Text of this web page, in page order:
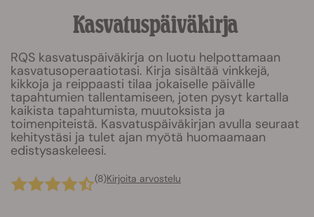
Kasvatuspäiväkirja
RQS kasvatuspäiväkirja on luotu helpottamaan
kasvatusoperaatiotasi. Kirja sisältää vinkkejä,
kikkoja ja reippaasti tilaa jokaiselle päivälle
tapahtumien tallentamiseen, joten pysyt kartalla
kaikista tapahtumista, muutoksista ja
toimenpiteistä. Kasvatuspäiväkirjan avulla seuraat
kehitystäsi ja tulet ajan myötä huomaamaan
edistysaskeleesi.
(8)Kirjoita arvostelu